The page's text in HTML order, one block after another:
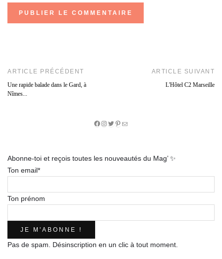
ARTICLE PRÉCÉDENT
Une rapide balade dans le Gard, à
Nîmes...
ARTICLE SUIVANT
L'Hôtel C2 Marseille
Facebook
Instagram
Twitter
Pinterest
E-
Abonne-toi et reçois toutes les nouveautés du Mag’ ✨
Ton email*
Ton prénom
Pas de spam. Désinscription en un clic à tout moment.